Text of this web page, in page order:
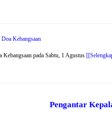
Kebangsaan
pada Sabtu, 1 Agustus
Pengantar